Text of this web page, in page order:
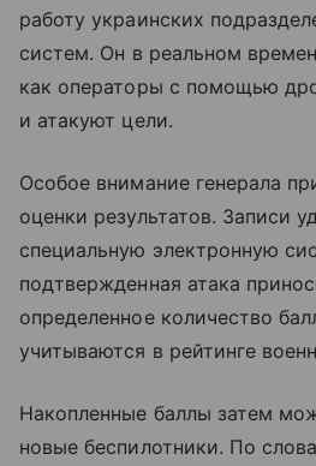
работу украинских
систем. Он в реальном
как операторы с помощью
и атакуют цели.
Особое внимание генерала
оценки результатов. Записи
специальную электронную
подтвержденная атака
определенное количество
учитываются в рейтинге
Накопленные баллы затем
новые беспилотники. По